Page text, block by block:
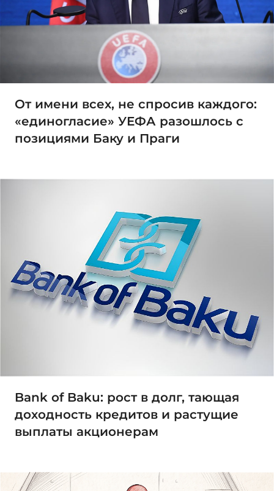
От имени всех, не спросив каждого:
«единогласие» УЕФА разошлось с
позициями Баку и Праги
Bank of Baku: рост в долг, тающая
доходность кредитов и растущие
выплаты акционерам